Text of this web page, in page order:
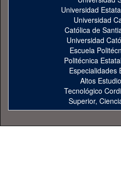
Universidad
Universidad
Católica de
Universidad
Escuela
Politécnica
Especialidades
Altos
Tecnológico
Superior,